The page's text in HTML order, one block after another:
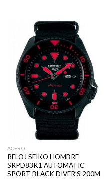
ACERO
RELOJ SEIKO HOMBRE
SRPD83K1 AUTOMÁTIC
SPORT BLACK DIVER’S 200M